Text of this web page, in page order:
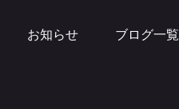
お知らせ ブログ一覧